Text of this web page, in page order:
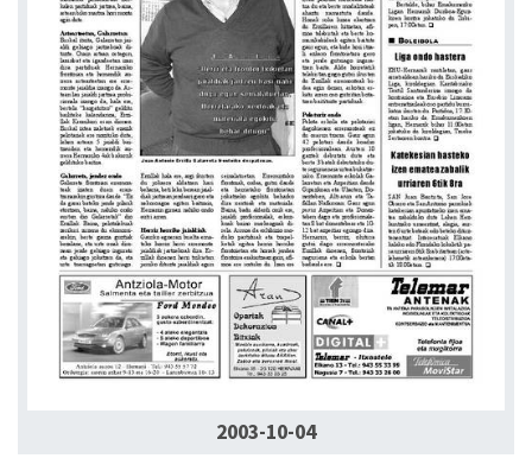
2003-10-04